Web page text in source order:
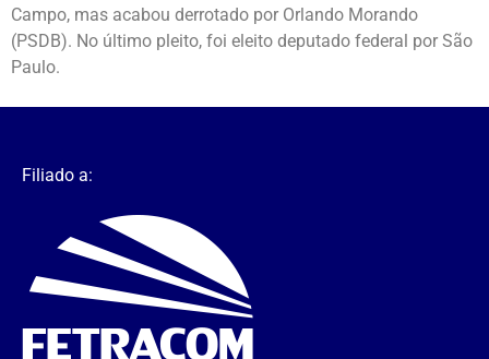
Campo, mas acabou derrotado por Orlando Morando
(PSDB). No último pleito, foi eleito deputado federal por São
Paulo.
Filiado a: